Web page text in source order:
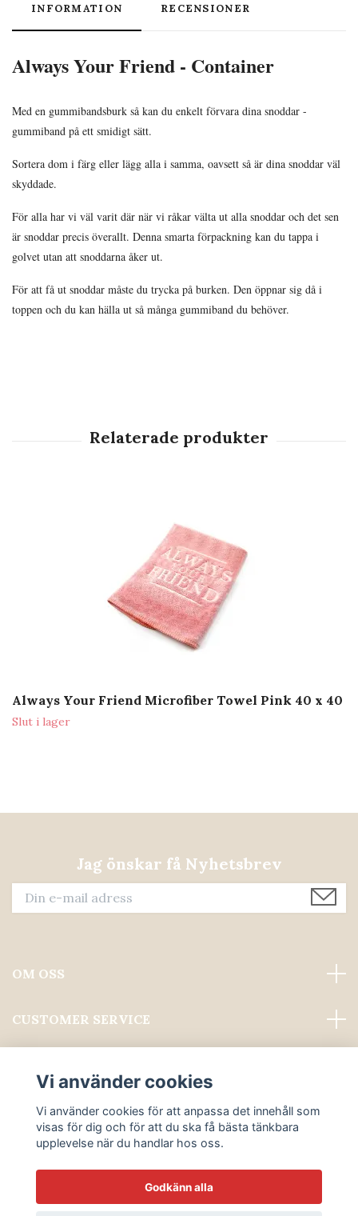
INFORMATION RECENSIONER
Always Your Friend - Container
Med en gummibandsburk så kan du enkelt förvara dina snoddar -
gummiband på ett smidigt sätt.
Sortera dom i färg eller lägg alla i samma, oavsett så är dina snoddar väl
skyddade.
För alla har vi väl varit där när vi råkar välta ut alla snoddar och det sen
är snoddar precis överallt. Denna smarta förpackning kan du tappa i
golvet utan att snoddarna åker ut.
För att få ut snoddar måste du trycka på burken. Den öppnar sig då i
toppen och du kan hälla ut så många gummiband du behöver.
Always Your Friend Microfiber Towel Pink 40 x 40
Slut i lager
Jag önskar få Nyhetsbrev
OM OSS
CUSTOMER SERVICE
Sociala medier
Vi använder cookies
Vi använder cookies för att anpassa det innehåll som
visas för dig och för att du ska få bästa tänkbara
upplevelse när du handlar hos oss.
Godkänn alla